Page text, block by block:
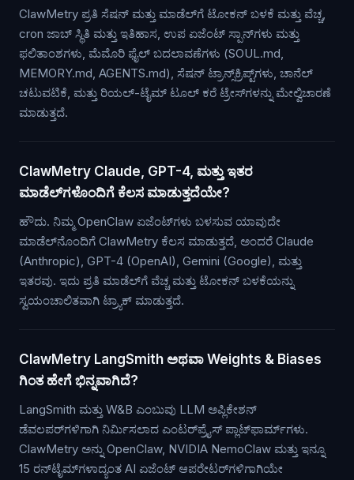
ClawMetry ಪ್ರತಿ ಸೆಷನ್ ಮತ್ತು ಮಾಡೆಲ್‌ಗೆ ಟೋಕನ್ ಬಳಕೆ ಮತ್ತು ವೆಚ್ಚ,
cron ಜಾಬ್ ಸ್ಥಿತಿ ಮತ್ತು ಇತಿಹಾಸ, ಉಪ ಏಜೆಂಟ್ ಸ್ಪಾನ್‌ಗಳು ಮತ್ತು
ಫಲಿತಾಂಶಗಳು, ಮೆಮೊರಿ ಫೈಲ್ ಬದಲಾವಣೆಗಳು (SOUL.md,
MEMORY.md, AGENTS.md), ಸೆಷನ್ ಟ್ರಾನ್ಸ್‌ಕ್ರಿಪ್ಟ್‌ಗಳು, ಚಾನೆಲ್
ಚಟುವಟಿಕೆ, ಮತ್ತು ರಿಯಲ್-ಟೈಮ್ ಟೂಲ್ ಕರೆ ಟ್ರೇಸ್‌ಗಳನ್ನು ಮೇಲ್ವಿಚಾರಣೆ
ಮಾಡುತ್ತದೆ.
ClawMetry Claude, GPT-4, ಮತ್ತು ಇತರ
ಮಾಡೆಲ್‌ಗಳೊಂದಿಗೆ ಕೆಲಸ ಮಾಡುತ್ತದೆಯೇ?
ಹೌದು. ನಿಮ್ಮ OpenClaw ಏಜೆಂಟ್‌ಗಳು ಬಳಸುವ ಯಾವುದೇ
ಮಾಡೆಲ್‌ನೊಂದಿಗೆ ClawMetry ಕೆಲಸ ಮಾಡುತ್ತದೆ, ಅಂದರೆ Claude
(Anthropic), GPT-4 (OpenAI), Gemini (Google), ಮತ್ತು
ಇತರವು. ಇದು ಪ್ರತಿ ಮಾಡೆಲ್‌ಗೆ ವೆಚ್ಚ ಮತ್ತು ಟೋಕನ್ ಬಳಕೆಯನ್ನು
ಸ್ವಯಂಚಾಲಿತವಾಗಿ ಟ್ರ್ಯಾಕ್ ಮಾಡುತ್ತದೆ.
ClawMetry LangSmith ಅಥವಾ Weights & Biases
ಗಿಂತ ಹೇಗೆ ಭಿನ್ನವಾಗಿದೆ?
LangSmith ಮತ್ತು W&B ಎಂಬುವು LLM ಅಪ್ಲಿಕೇಶನ್
ಡೆವಲಪರ್‌ಗಳಿಗಾಗಿ ನಿರ್ಮಿಸಲಾದ ಎಂಟರ್‌ಪ್ರೈಸ್ ಪ್ಲಾಟ್‌ಫಾರ್ಮ್‌ಗಳು.
ClawMetry ಅನ್ನು OpenClaw, NVIDIA NemoClaw ಮತ್ತು ಇನ್ನೂ
15 ರನ್‌ಟೈಮ್‌ಗಳಾದ್ಯಂತ AI ಏಜೆಂಟ್ ಆಪರೇಟರ್‌ಗಳಿಗಾಗಿಯೇ